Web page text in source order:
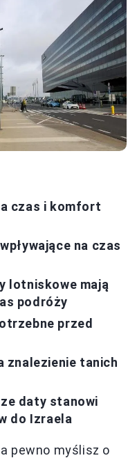
czas i komfort
na czas
lotniskowe mają
podróży
przed
znalezienie tanich
daty stanowi
do Izraela
pewno myślisz o